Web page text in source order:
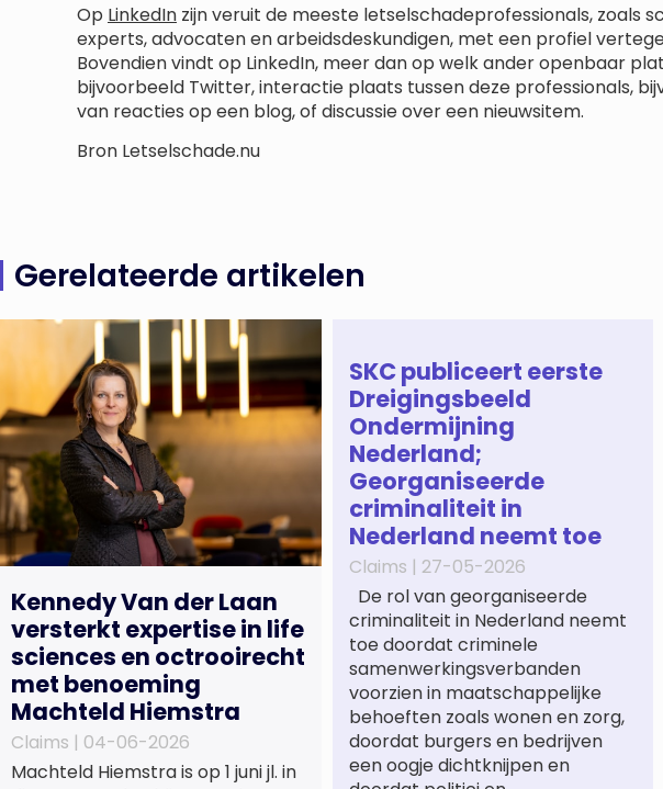
Op LinkedIn zijn veruit de meeste letselschadeprofessionals, zoals
experts, advocaten en arbeidsdeskundigen, met een profiel
Bovendien vindt op LinkedIn, meer dan op welk ander openbaar
bijvoorbeeld Twitter, interactie plaats tussen deze professionals,
van reacties op een blog, of discussie over een nieuwsitem.
Bron Letselschade.nu
Gerelateerde artikelen
Kennedy Van der Laan
versterkt expertise in life
sciences en octrooirecht
met benoeming
Machteld Hiemstra
Claims | 04-06-2026
Machteld Hiemstra is op 1 juni jl. in
SKC publiceert eerste
Dreigingsbeeld
Ondermijning
Nederland;
Georganiseerde
criminaliteit in
Nederland neemt toe
Claims | 27-05-2026
De rol van georganiseerde
criminaliteit in Nederland neemt
toe doordat criminele
samenwerkingsverbanden
voorzien in maatschappelijke
behoeften zoals wonen en zorg,
doordat burgers en bedrijven
een oogje dichtknijpen en